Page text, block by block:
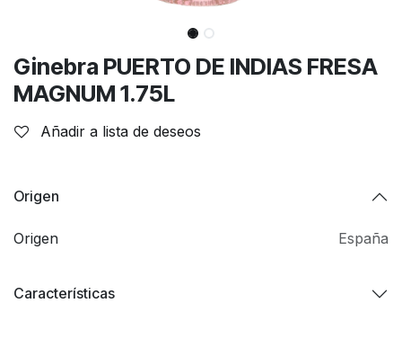
Ginebra PUERTO DE INDIAS FRESA
MAGNUM 1.75L
Añadir a lista de deseos
Origen
Origen España
Características